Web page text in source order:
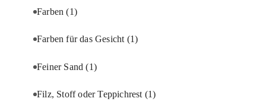
Farben(1)
Farben für das Gesicht (1)
Feiner Sand(1)
Filz, Stoff oder Teppichrest (1)